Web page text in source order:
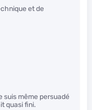
et de
suis même persuadé
quasi fini.